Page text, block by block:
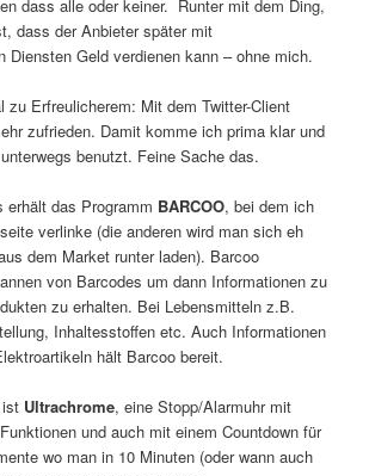
dass alle oder keiner. Runter mit dem Ding,
dass der Anbieter später mit
Diensten Geld verdienen kann – ohne mich.
zu Erfreulicherem: Mit dem Twitter-Client
zufrieden. Damit komme ich prima klar und
benutzt. Feine Sache das.
erhält das Programm BARCOO, bei dem ich
verlinke (die anderen wird man sich eh
dem Market runter laden). Barcoo
von Barcodes um dann Informationen zu
zu erhalten. Bei Lebensmitteln z.B.
Inhaltesstoffen etc. Auch Informationen
hält Barcoo bereit.
Ultrachrome, eine Stopp/Alarmuhr mit
und auch mit einem Countdown für
wo man in 10 Minuten (oder wann auch